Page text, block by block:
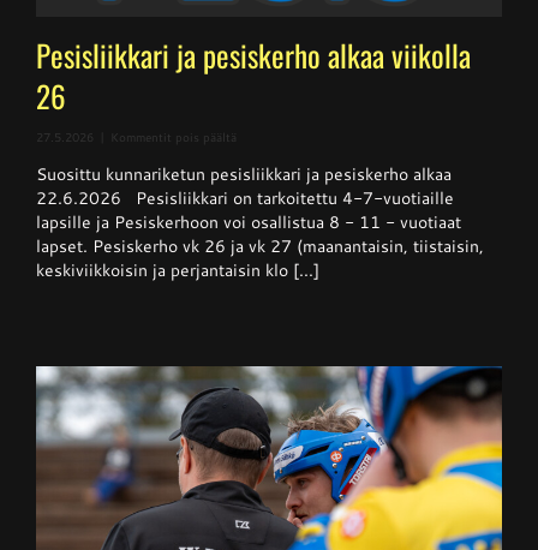
Pesisliikkari ja pesiskerho alkaa viikolla
26
27.5.2026 Kommentit pois päältä
ja
pesiskerho
alkaa
viikolla
26
Suosittu kunnariketun pesisliikkari ja pesiskerho alkaa
22.6.2026 Pesisliikkari on tarkoitettu 4-7-vuotiaille
lapsille ja Pesiskerhoon voi osallistua 8 - 11 - vuotiaat
lapset. Pesiskerho vk 26 ja vk 27 (maanantaisin, tiistaisin,
keskiviikkoisin ja perjantaisin klo [...]